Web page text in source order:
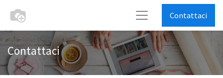
Contattaci
Contattaci